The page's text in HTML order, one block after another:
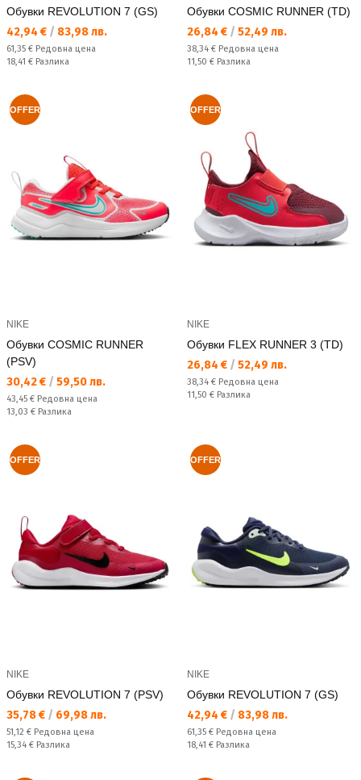
Обувки REVOLUTION 7 (GS)
Текуща цена:
42,94 € / 83,98 лв.
Редовна цена:
61,35 € Редовна цена
Спестявате:
18,41 € Разлика
Обувки COSMIC RUNNER (TD)
Текуща цена:
26,84 € / 52,49 лв.
Редовна цена:
38,34 € Редовна цена
Спестявате:
11,50 € Разлика
OFFER
NIKE
Обувки COSMIC RUNNER
(PSV)
Текуща цена:
30,42 € / 59,50 лв.
Редовна цена:
43,45 € Редовна цена
Спестявате:
13,03 € Разлика
OFFER
NIKE
Обувки FLEX RUNNER 3 (TD)
Текуща цена:
26,84 € / 52,49 лв.
Редовна цена:
38,34 € Редовна цена
Спестявате:
11,50 € Разлика
OFFER
NIKE
Обувки REVOLUTION 7 (PSV)
Текуща цена:
35,78 € / 69,98 лв.
Редовна цена:
51,12 € Редовна цена
Спестявате:
15,34 € Разлика
OFFER
NIKE
Обувки REVOLUTION 7 (GS)
Текуща цена:
42,94 € / 83,98 лв.
Редовна цена:
61,35 € Редовна цена
Спестявате:
18,41 € Разлика